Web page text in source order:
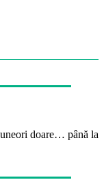
doare… până la